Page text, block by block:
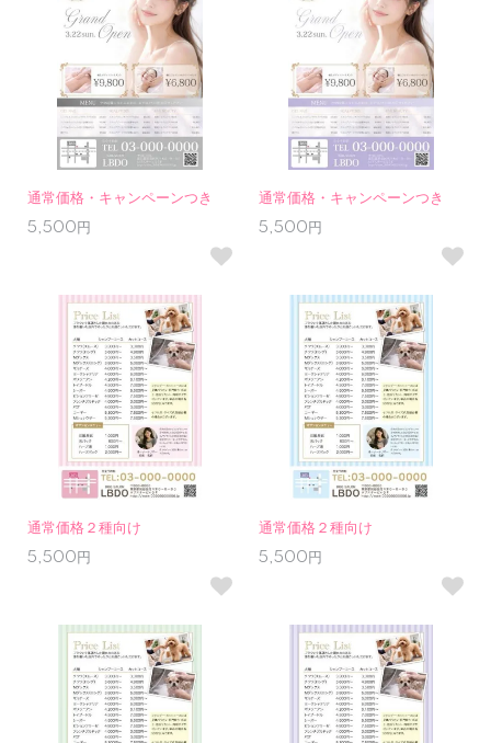
通常価格・キャンペーンつき
5,500円
通常価格・キャンペーンつき
5,500円
通常価格２種向け
5,500円
通常価格２種向け
5,500円